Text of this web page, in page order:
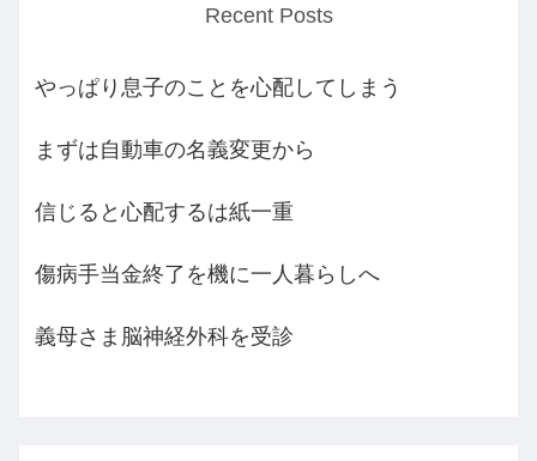
Recent Posts
やっぱり息子のことを心配してしまう
まずは自動車の名義変更から
信じると心配するは紙一重
傷病手当金終了を機に一人暮らしへ
義母さま脳神経外科を受診